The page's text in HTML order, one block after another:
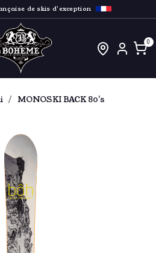
de skis d'exception
MONOSKI BACK 80's